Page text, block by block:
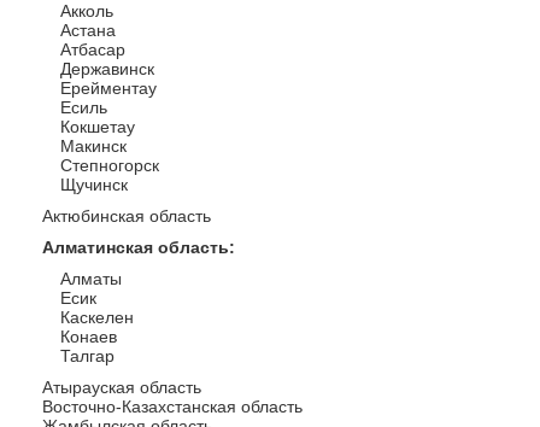
Акколь
Астана
Атбасар
Державинск
Ерейментау
Есиль
Кокшетау
Макинск
Степногорск
Щучинск
Актюбинская область
Алматинская область:
Алматы
Есик
Каскелен
Конаев
Талгар
Атырауская область
Восточно-Казахстанская область